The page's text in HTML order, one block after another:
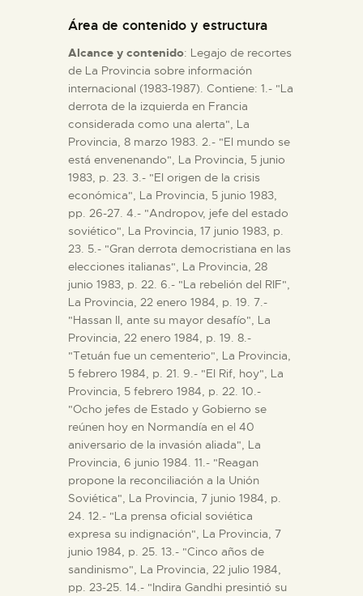
Área de contenido y estructura
Alcance y contenido: Legajo de recortes
de La Provincia sobre información
internacional (1983-1987). Contiene: 1.- "La
derrota de la izquierda en Francia
considerada como una alerta", La
Provincia, 8 marzo 1983. 2.- "El mundo se
está envenenando", La Provincia, 5 junio
1983, p. 23. 3.- "El origen de la crisis
económica", La Provincia, 5 junio 1983,
pp. 26-27. 4.- "Andropov, jefe del estado
soviético", La Provincia, 17 junio 1983, p.
23. 5.- "Gran derrota democristiana en las
elecciones italianas", La Provincia, 28
junio 1983, p. 22. 6.- "La rebelión del RIF",
La Provincia, 22 enero 1984, p. 19. 7.-
"Hassan II, ante su mayor desafío", La
Provincia, 22 enero 1984, p. 19. 8.-
"Tetuán fue un cementerio", La Provincia,
5 febrero 1984, p. 21. 9.- "El Rif, hoy", La
Provincia, 5 febrero 1984, p. 22. 10.-
"Ocho jefes de Estado y Gobierno se
reúnen hoy en Normandía en el 40
aniversario de la invasión aliada", La
Provincia, 6 junio 1984. 11.- "Reagan
propone la reconciliación a la Unión
Soviética", La Provincia, 7 junio 1984, p.
24. 12.- "La prensa oficial soviética
expresa su indignación", La Provincia, 7
junio 1984, p. 25. 13.- "Cinco años de
sandinismo", La Provincia, 22 julio 1984,
pp. 23-25. 14.- "Indira Gandhi presintió su